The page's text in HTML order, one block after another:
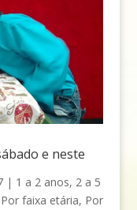
e neste
| 1 a 2 anos, 2 a 5
Por faixa etária, Por